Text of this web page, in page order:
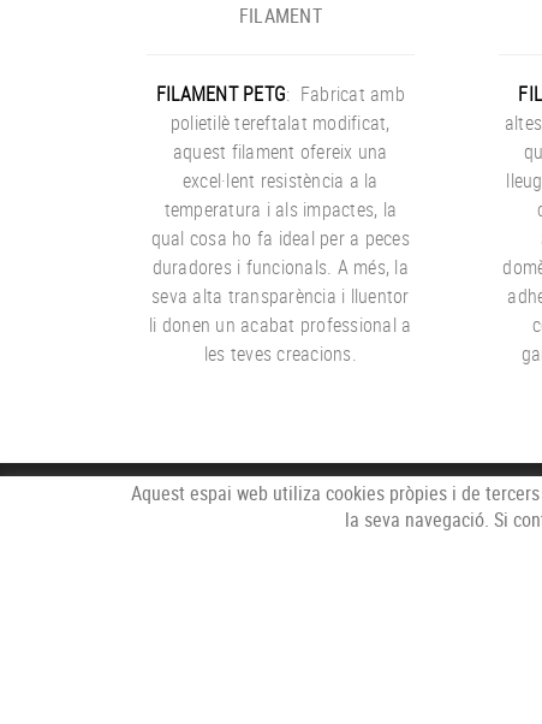
FILAMENT
FILAMENT PETG: Fabricat amb
polietilè tereftalat modificat,
aquest filament ofereix una
excel·lent resistència a la
temperatura i als impactes, la
qual cosa ho fa ideal per a peces
duradores i funcionals. A més, la
seva alta transparència i lluentor
li donen un acabat professional a
les teves creacions.
Aquest espai web utiliza cookies pròpies i de
la seva navegació. Si